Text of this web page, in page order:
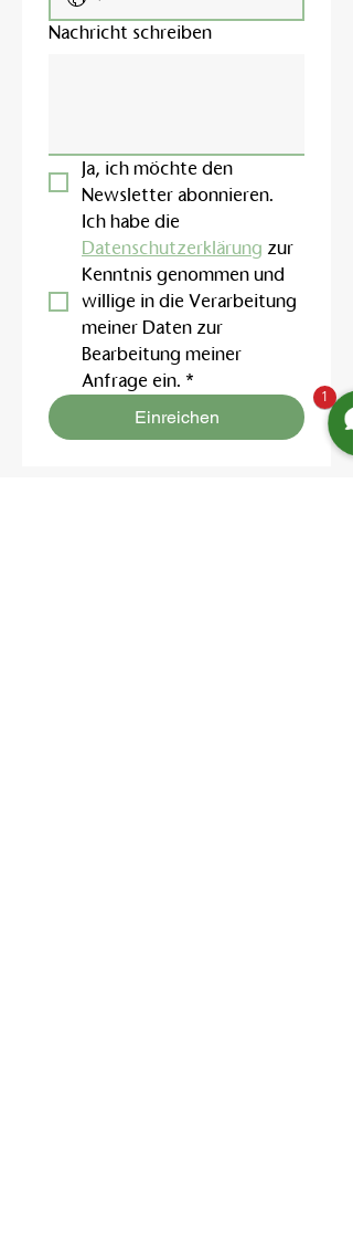
Nachricht schreiben
Ja, ich möchte den
Newsletter abonnieren.
Datenschutzerklärung zur
Kenntnis genommen und
willige in die Verarbeitung
meiner Daten zur
Bearbeitung meiner
Anfrage ein. *
Einreichen
1